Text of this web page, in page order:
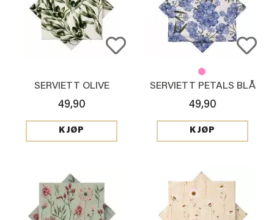
SERVIETT OLIVE
49,90
KJØP
SERVIETT PETALS BLÅ
49,90
KJØP